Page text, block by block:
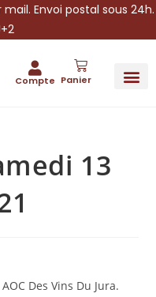
Envoi postal sous 24h.
Compte Panier
13
Des Vins Du Jura.